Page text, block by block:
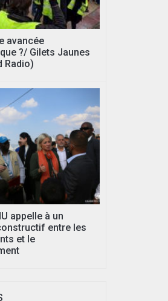
avancée
?/ Gilets Jaunes
Radio)
appelle à un
entre les
et le